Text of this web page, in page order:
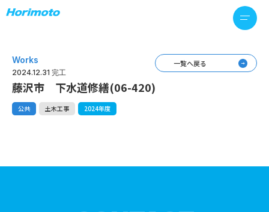
Works
2024.12.31 完工
藤沢市 下水道修繕(06-420)
公共 土木工事 2024年度
一覧へ戻る